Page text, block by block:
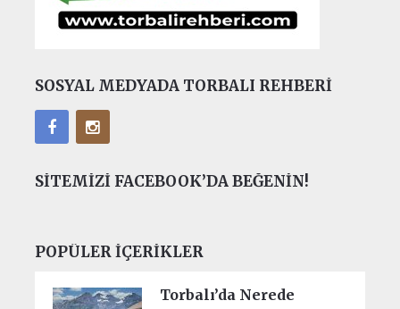
SOSYAL MEDYADA TORBALI REHBERI
SITEMIZI FACEBOOK’DA BEĞENIN!
POPÜLER İÇERIKLER
Torbalı’da Nerede